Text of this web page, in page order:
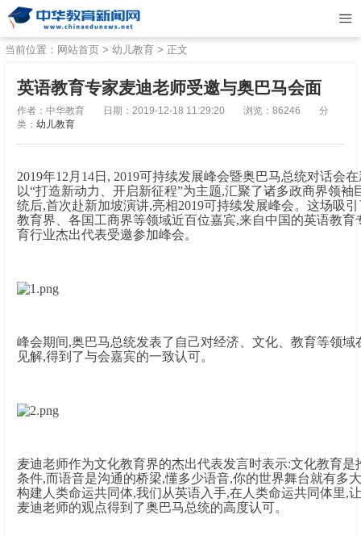
当前位置： 网站首页 > 幼儿教育 > 正文
英语教育专家麦迪老师受邀与奥巴马会面
作者：中华教育 日期：2019-12-18 11:29:20 浏览：86246
分
类： 幼儿教育
2019年12月14日, 2019可持续发展峰会暨奥巴马总统对话会
以“打造新动力、开启新征程”为主题,汇聚了诸多政商界领袖
统后,首次赴新加坡演讲,亮相2019可持续发展峰会。这场吸
教育界、各国工商界等领域近百位嘉宾,来自中国的英语教育
育行业杰出代表受邀参加峰会。
峰会期间,奥巴马总统发表了自己对经济、文化、教育等领域
见解,得到了与会嘉宾的一致认可。
麦迪老师作为文化教育界的杰出代表发言时表示:文化教育
条件,而语音是沟通的桥梁,懂多少语音,你的世界舞台就有多大
构建人类命运共同体,我们从英语入手,在人类命运共同体里,
麦迪老师的观点得到了奥巴马总统的高度认可。